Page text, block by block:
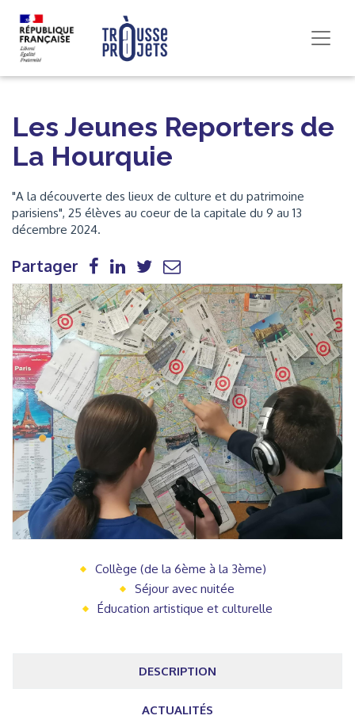
Les Jeunes Reporters de
La Hourquie
"A la découverte des lieux de culture et du patrimoine
parisiens", 25 élèves au coeur de la capitale du 9 au 13
décembre 2024.
Partager
Collège (de la 6ème à la 3ème)
Séjour avec nuitée
Éducation artistique et culturelle
DESCRIPTION
ACTUALITÉS